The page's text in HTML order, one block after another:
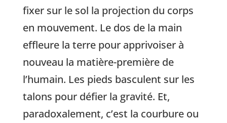
fixer sur le sol la projection du corps
en mouvement. Le dos de la main
effleure la terre pour apprivoiser à
nouveau la matière-première de
l’humain. Les pieds basculent sur les
talons pour défier la gravité. Et,
paradoxalement, c’est la courbure ou